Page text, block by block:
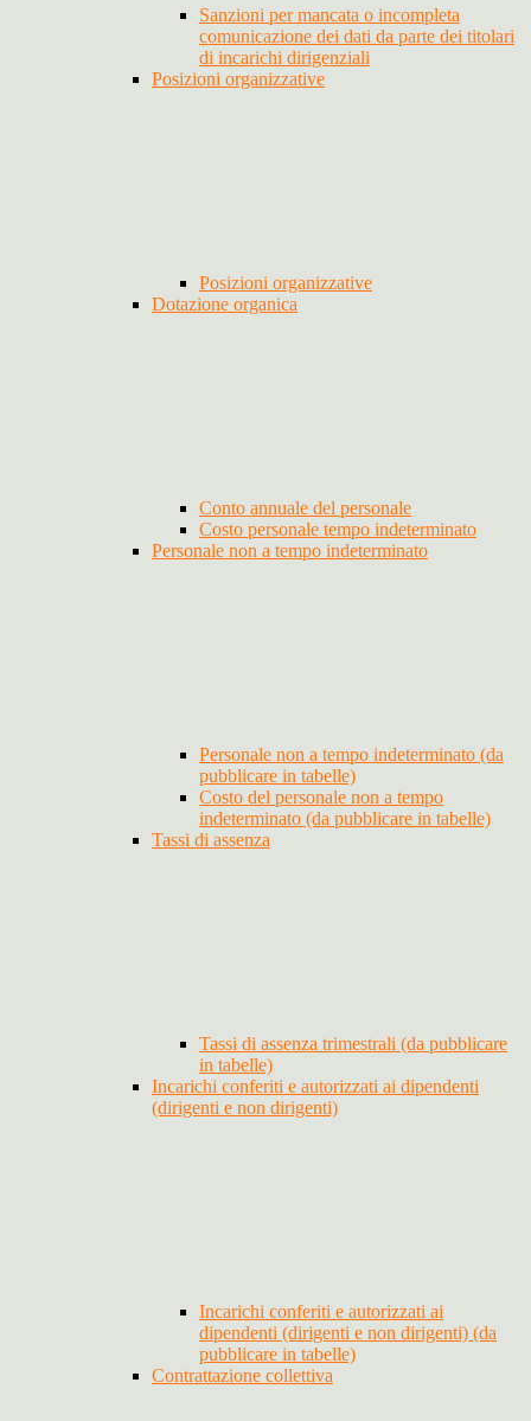
Sanzioni per mancata o incompleta
comunicazione dei dati da parte dei titolari
di incarichi dirigenziali
Posizioni organizzative
Posizioni organizzative
Dotazione organica
Conto annuale del personale
Costo personale tempo indeterminato
Personale non a tempo indeterminato
Personale non a tempo indeterminato (da
pubblicare in tabelle)
Costo del personale non a tempo
indeterminato (da pubblicare in tabelle)
Tassi di assenza
Tassi di assenza trimestrali (da pubblicare
in tabelle)
Incarichi conferiti e autorizzati ai dipendenti
(dirigenti e non dirigenti)
Incarichi conferiti e autorizzati ai
dipendenti (dirigenti e non dirigenti) (da
pubblicare in tabelle)
Contrattazione collettiva